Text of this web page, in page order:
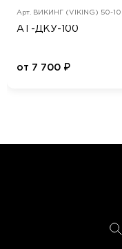
Арт. ВИКИНГ (VIKING) 50-
АТ-ДКУ-100
от 7 700 ₽